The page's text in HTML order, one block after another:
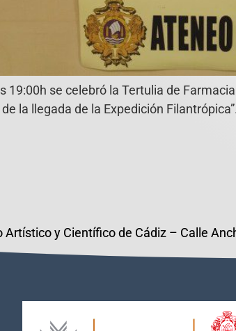
19:00h se celebró la Tertulia de
la llegada de la Expedición
y Científico de Cádiz – Calle